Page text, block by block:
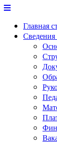
Перейти
содержимому
Главная
Сведения